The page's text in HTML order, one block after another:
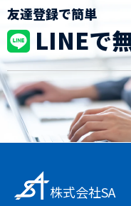
友達登録で簡単
LINEで
株式会社SA